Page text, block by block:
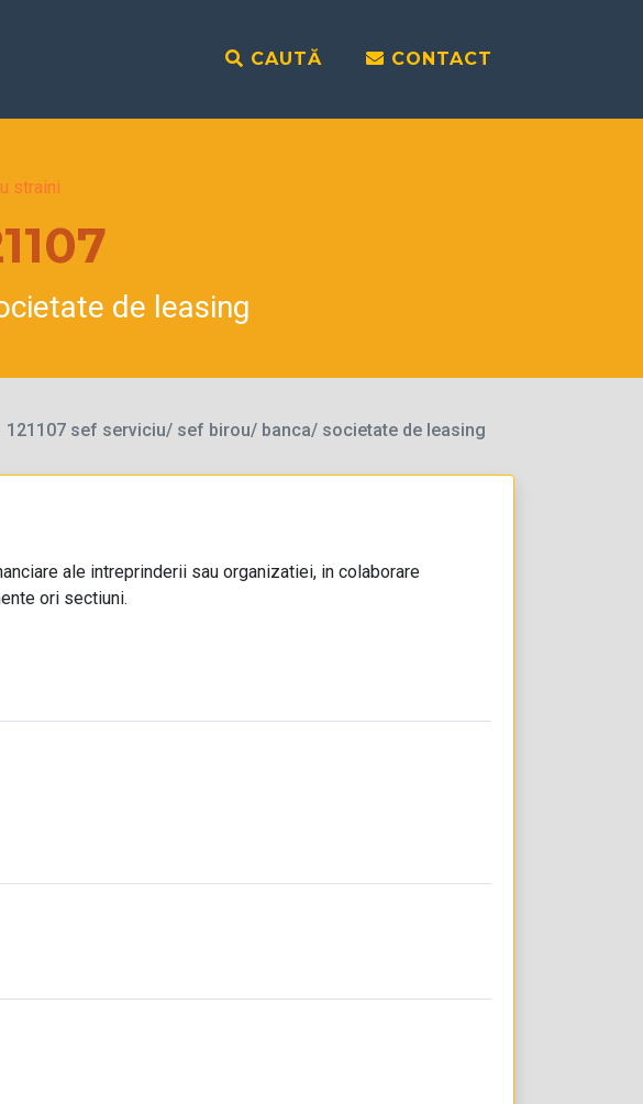
CAUTĂ CONTACT
de leasing
121107 sef serviciu/ sef birou/ banca/ societate de leasing
ale intreprinderii sau organizatiei, in colaborare
ori sectiuni.